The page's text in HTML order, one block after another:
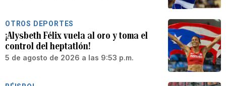
OTROS DEPORTES
¡Alysbeth Félix vuela al oro y toma el
control del heptatlón!
5 de agosto de 2026 a las 9:53 p.m.